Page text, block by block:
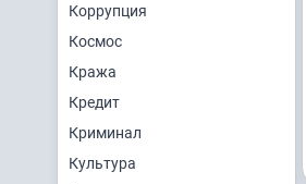
Коррупция
Космос
Кража
Кредит
Криминал
Культура